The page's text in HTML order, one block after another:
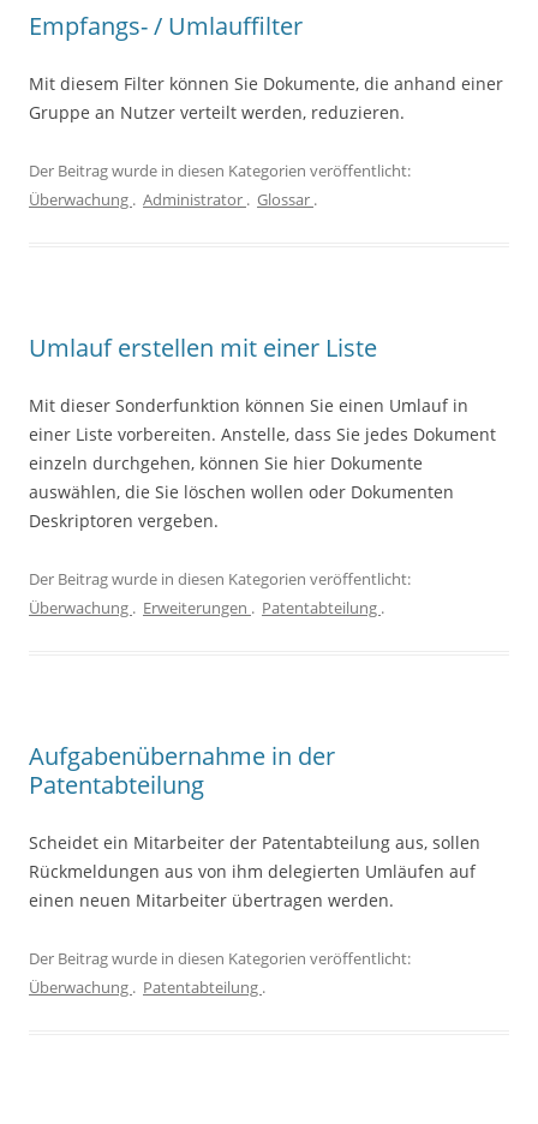
Empfangs- / Umlauffilter
Mit diesem Filter können Sie Dokumente, die anhand einer
Gruppe an Nutzer verteilt werden, reduzieren.
Der Beitrag wurde in diesen Kategorien veröffentlicht:
Überwachung . Administrator . Glossar .
Umlauf erstellen mit einer Liste
Mit dieser Sonderfunktion können Sie einen Umlauf in
einer Liste vorbereiten. Anstelle, dass Sie jedes Dokument
einzeln durchgehen, können Sie hier Dokumente
auswählen, die Sie löschen wollen oder Dokumenten
Deskriptoren vergeben.
Der Beitrag wurde in diesen Kategorien veröffentlicht:
Überwachung . Erweiterungen . Patentabteilung .
Aufgabenübernahme in der
Patentabteilung
Scheidet ein Mitarbeiter der Patentabteilung aus, sollen
Rückmeldungen aus von ihm delegierten Umläufen auf
einen neuen Mitarbeiter übertragen werden.
Der Beitrag wurde in diesen Kategorien veröffentlicht:
Überwachung . Patentabteilung .